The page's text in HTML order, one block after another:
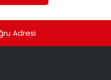
Adresi